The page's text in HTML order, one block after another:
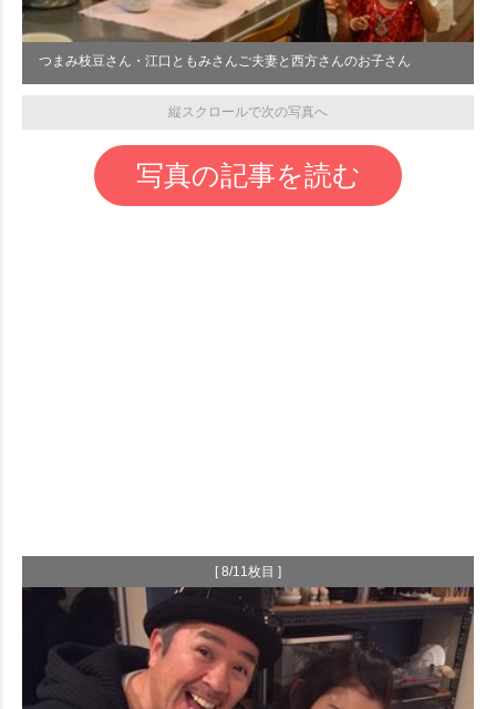
つまみ枝豆さん・江口ともみさんご夫妻と西方さんのお子さん
縦スクロールで次の写真へ
写真の記事を読む
[ 8/11枚目 ]